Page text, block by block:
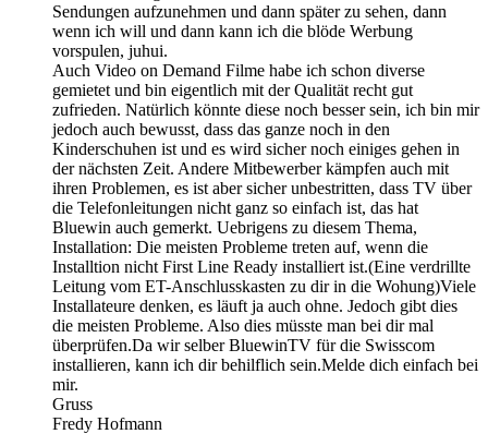
Sendungen aufzunehmen und dann später zu sehen, dann
wenn ich will und dann kann ich die blöde Werbung
vorspulen, juhui.
Auch Video on Demand Filme habe ich schon diverse
gemietet und bin eigentlich mit der Qualität recht gut
zufrieden. Natürlich könnte diese noch besser sein, ich bin mir
jedoch auch bewusst, dass das ganze noch in den
Kinderschuhen ist und es wird sicher noch einiges gehen in
der nächsten Zeit. Andere Mitbewerber kämpfen auch mit
ihren Problemen, es ist aber sicher unbestritten, dass TV über
die Telefonleitungen nicht ganz so einfach ist, das hat
Bluewin auch gemerkt. Uebrigens zu diesem Thema,
Installation: Die meisten Probleme treten auf, wenn die
Installtion nicht First Line Ready installiert ist.(Eine verdrillte
Leitung vom ET-Anschlusskasten zu dir in die Wohung)Viele
Installateure denken, es läuft ja auch ohne. Jedoch gibt dies
die meisten Probleme. Also dies müsste man bei dir mal
überprüfen.Da wir selber BluewinTV für die Swisscom
installieren, kann ich dir behilflich sein.Melde dich einfach bei
mir.
Gruss
Fredy Hofmann